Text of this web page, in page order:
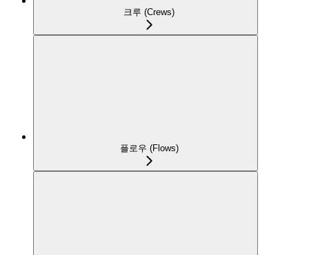
크루 (Crews)
플로우 (Flows)